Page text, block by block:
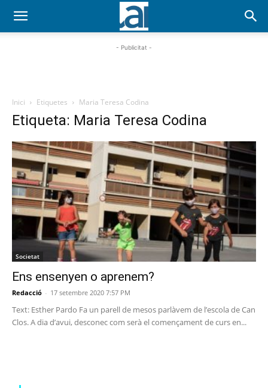
- Publicitat -
Inici Etiquetes Maria Teresa Codina
Etiqueta: Maria Teresa Codina
Societat
Ens ensenyen o aprenem?
Redacció - 17 setembre 2020 7:57 PM
Text: Esther Pardo Fa un parell de mesos parlàvem de l’escola de Can
Clos. A dia d’avui, desconec com serà el començament de curs en...